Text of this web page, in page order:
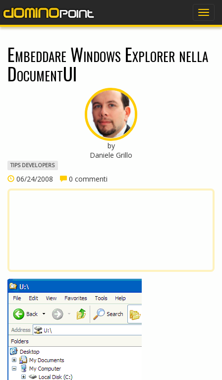
Embeddare Windows Explorer nella
DocumentUI
by
Daniele Grillo
TIPS DEVELOPERS
06/24/2008 0 commenti